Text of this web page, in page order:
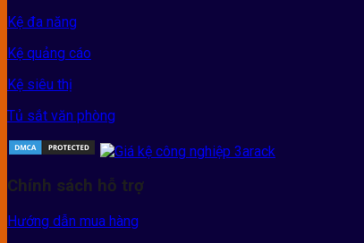
Kệ đa năng
Kệ quảng cáo
Kệ siêu thị
Tủ sắt văn phòng
Chính sách hỗ trợ
Hướng dẫn mua hàng